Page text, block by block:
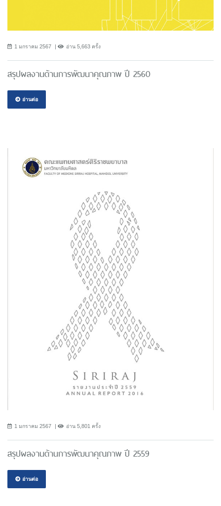
1 มกราคม 2567 อ่าน 5,663 ครั้ง
สรุปผลงานด้านการพัฒนาคุณภาพ ปี 2560
อ่านต่อ
1 มกราคม 2567 อ่าน 5,801 ครั้ง
สรุปผลงานด้านการพัฒนาคุณภาพ ปี 2559
อ่านต่อ